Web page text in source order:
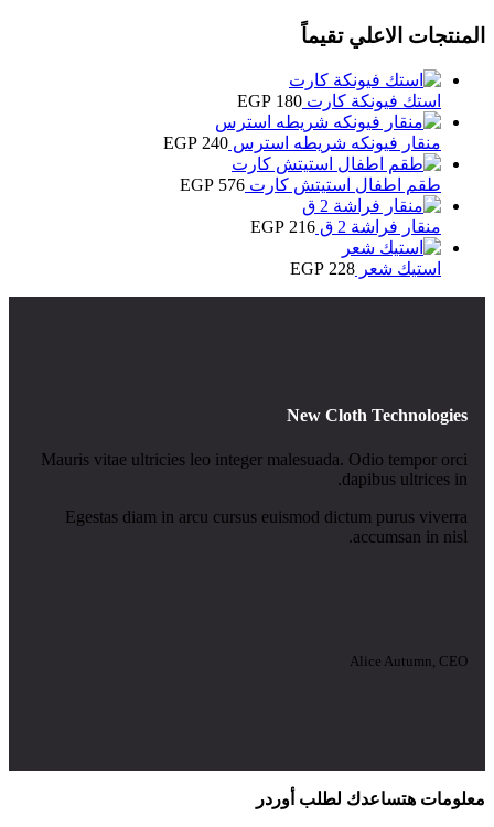
المنتجات الاعلي تقيماً
استك فيونكة كارت EGP 180
منقار فيونكه شريطه استرس EGP 240
طقم اطفال استيتش كارت EGP 576
منقار فراشة 2 ق EGP 216
استيك شعر EGP 228
New Cloth Technologies
Mauris vitae ultricies leo integer malesuada. Odio tempor orci
dapibus ultrices in.
Egestas diam in arcu cursus euismod dictum purus viverra
accumsan in nisl.
Alice Autumn, CEO
معلومات هتساعدك لطلب أوردر